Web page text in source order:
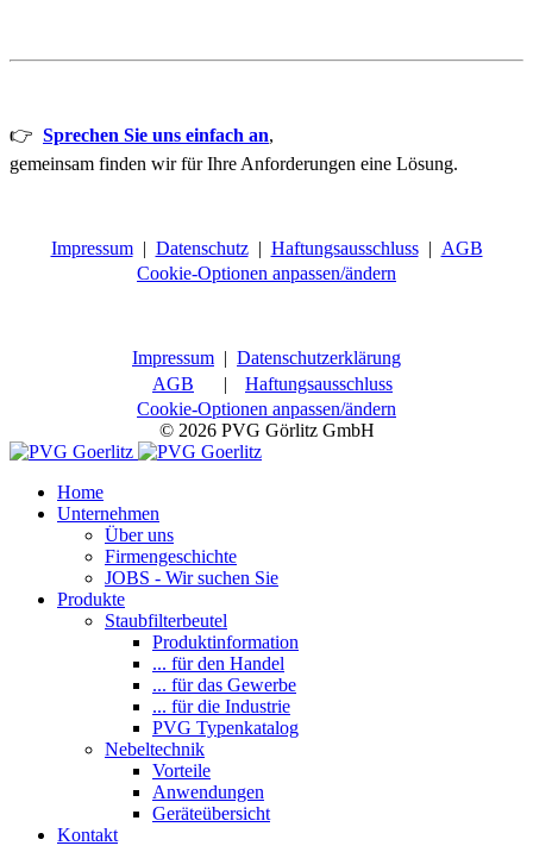
👉 Sprechen Sie uns einfach an,
gemeinsam finden wir für Ihre Anforderungen eine Lösung.
Impressum | Datenschutz | Haftungsausschluss | AGB
Cookie-Optionen anpassen/ändern
Impressum | Datenschutzerklärung
AGB
|
Haftungsausschluss
Cookie-Optionen anpassen/ändern
© 2026 PVG Görlitz GmbH
Home
Unternehmen
Über uns
Firmengeschichte
JOBS - Wir suchen Sie
Produkte
Staubfilterbeutel
Produktinformation
... für den Handel
... für das Gewerbe
... für die Industrie
PVG Typenkatalog
Nebeltechnik
Vorteile
Anwendungen
Geräteübersicht
Kontakt